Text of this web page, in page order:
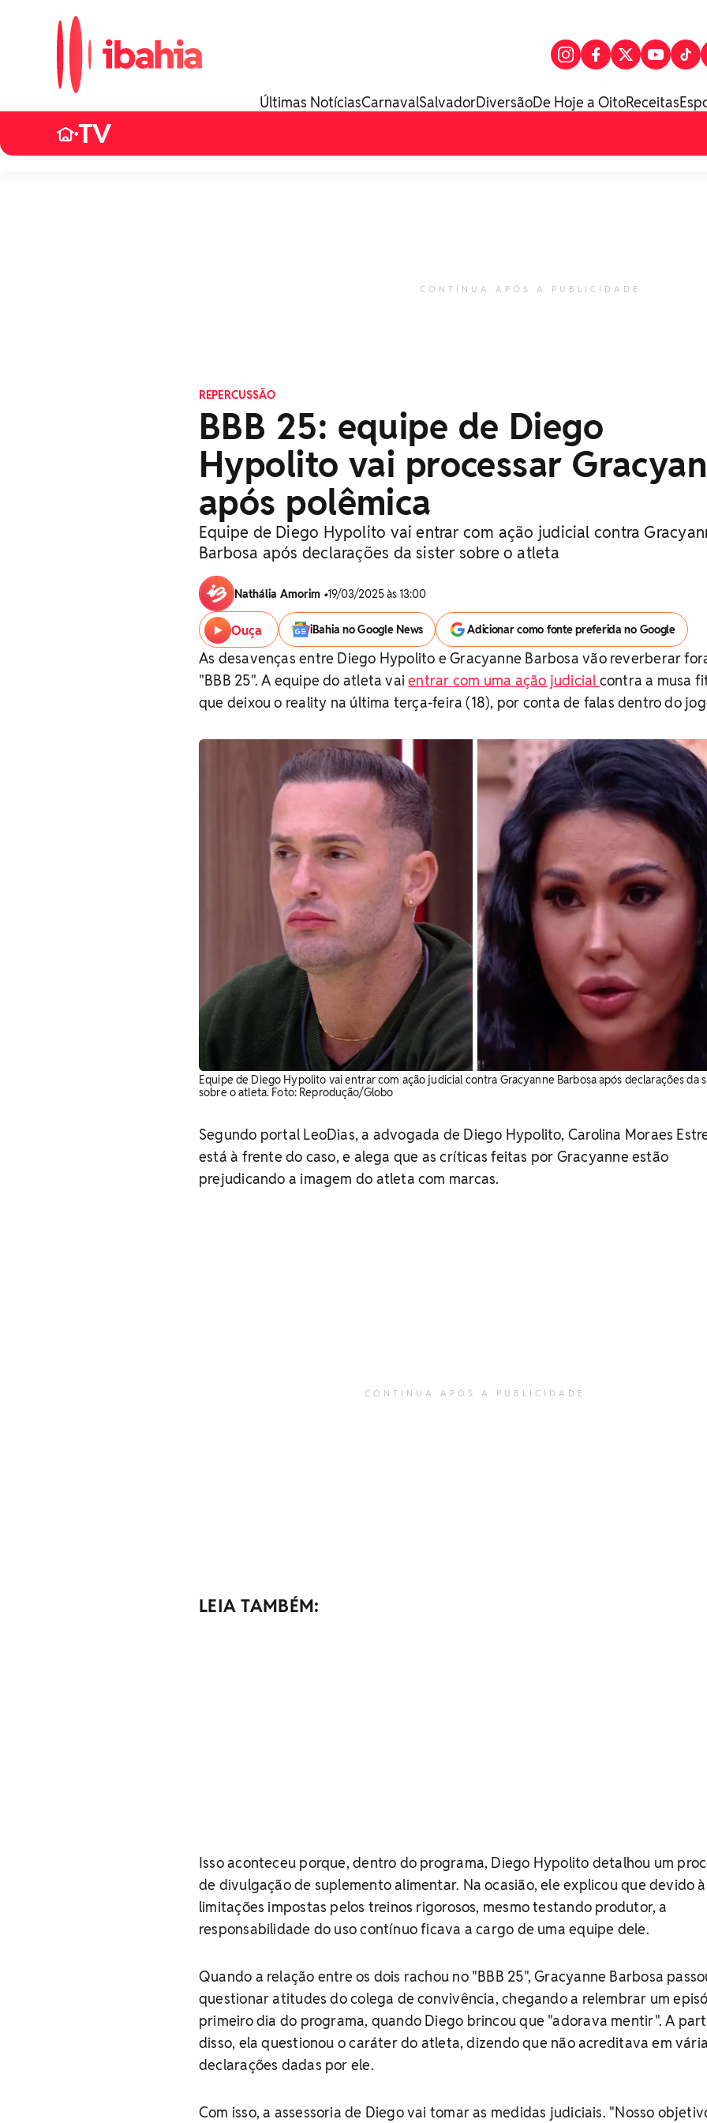
Últimas NotíciasCarnavalSalvadorDiversãoDe Hoje a OitoReceitas
•TV
CONTINUA APÓS A PUBLICIDADE
REPERCUSSÃO
BBB 25: equipe de Diego
Hypolito vai processar
após polêmica
Equipe de Diego Hypolito vai entrar com ação judicial contra
Barbosa após declarações da sister sobre o atleta
Nathália Amorim •19/03/2025 às 13:00
Ouça iBahia no Google News Adicionar como fonte preferida no Google
As desavenças entre Diego Hypolito e Gracyanne Barbosa vão reverberar
"BBB 25". A equipe do atleta vaientrar com uma ação judicial contra a musa
que deixou o reality na última terça-feira (18), por conta de falas dentro do
Equipe de Diego Hypolito vai entrar com ação judicial contra Gracyanne Barbosa após declarações da
sobre o atleta. Foto: Reprodução/Globo
Segundo portal LeoDias, a advogada de Diego Hypolito, Carolina Moraes
está à frente do caso, e alega que as críticas feitas por Gracyanne estão
prejudicando a imagem do atleta com marcas.
CONTINUA APÓS A PUBLICIDADE
LEIA TAMBÉM:
Isso aconteceu porque, dentro do programa, Diego Hypolito detalhou um
de divulgação de suplemento alimentar. Na ocasião, ele explicou que devido
limitações impostas pelos treinos rigorosos, mesmo testando produtor, a
responsabilidade do uso contínuo ficava a cargo de uma equipe dele.
Quando a relação entre os dois rachou no "BBB 25", Gracyanne Barbosa
questionar atitudes do colega de convivência, chegando a relembrar um
primeiro dia do programa, quando Diego brincou que "adorava mentir". A
disso, ela questionou o caráter do atleta, dizendo que não acreditava em
declarações dadas por ele.
Com isso, a assessoria de Diego vai tomar as medidas judiciais. "Nosso